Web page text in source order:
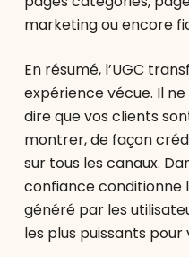
marketing ou encore
En résumé, l’UGC
expérience vécue. Il
dire que vos clients
montrer, de façon
sur tous les canaux.
confiance conditionne
généré par les
les plus puissants